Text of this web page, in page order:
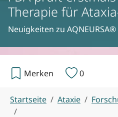
Therapie für
Neuigkeiten zu
Merken
0
Startseite Ataxie